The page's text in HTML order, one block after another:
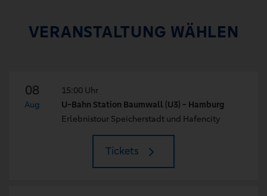
VERANSTALTUNG WÄHLEN
08
Aug
15:00 Uhr
U-Bahn Station Baumwall (U3) - Hamburg
Erlebnistour Speicherstadt und Hafencity
Tickets